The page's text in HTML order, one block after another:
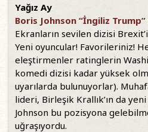
Yağız Ay
Boris Johnson “İngiliz Trump”
Ekranların sevilen dizisi
Yeni oyuncular! Favorileriniz!
eleştirmenler ratinglerin
komedi dizisi kadar yüksek
uyarılarda bulunuyorlar).
lideri, Birleşik Krallık’ın da
Johnson bu pozisyona
uğraşıyordu.